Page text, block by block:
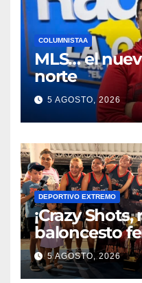
COLUMNISTAA
MLS… el
norte
5 AGOSTO, 2026
DEPORTIVO EXTREMO
¡Crazy
baloncesto
5 AGOSTO, 2026